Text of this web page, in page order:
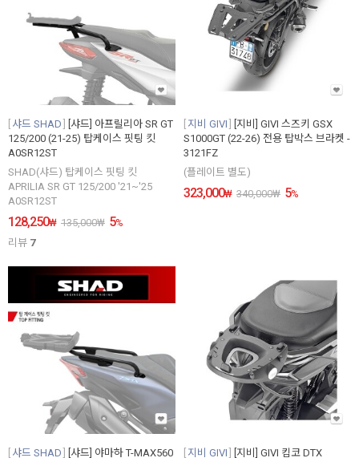
샤드 SHAD
[샤드] 아프릴리아 SR GT
125/200 (21-25) 탑케이스 핏팅 킷
A0SR12ST
SHAD(샤드) 탑케이스 핏팅 킷
APRILIA SR GT 125/200 '21~'25
A0SR12ST
128,250₩ 135,000₩ 5%
리뷰 7
지비 GIVI
[지비] GIVI 스즈키 GSX
S1000GT (22-26) 전용 탑박스 브라켓 -
3121FZ
(플레이트 별도)
323,000₩ 340,000₩ 5%
샤드 SHAD [샤드] 야마하 T-MAX560 지비 GIVI [지비] GIVI 킴코 DTX